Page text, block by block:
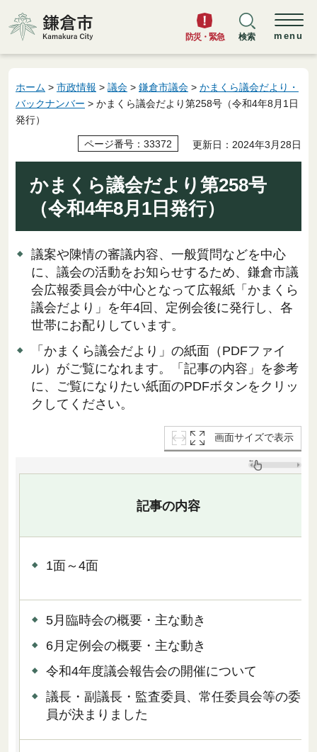
鎌倉市
防災・緊急 検索 menu
ホーム > 市政情報 > 議会 > 鎌倉市議会 > かまくら議会だより・
バックナンバー > かまくら議会だより第258号（令和4年8月1日
発行）
ページ番号：33372 更新日：2024年3月28日
かまくら議会だより第258号
（令和4年8月1日発行）
議案や陳情の審議内容、一般質問などを中心
に、議会の活動をお知らせするため、鎌倉市議
会広報委員会が中心となって広報紙「かまくら
議会だより」を年4回、定例会後に発行し、各
世帯にお配りしています。
「かまくら議会だより」の紙面（PDFファイ
ル）がご覧になれます。「記事の内容」を参考
に、ご覧になりたい紙面のPDFボタンをクリッ
クしてください。
画面サイズで表示
記事の内容
1面～4面
5月臨時会の概要・主な動き
6月定例会の概要・主な動き
令和4年度議会報告会の開催について
議長・副議長・監査委員、常任委員会等の委
員が決まりました